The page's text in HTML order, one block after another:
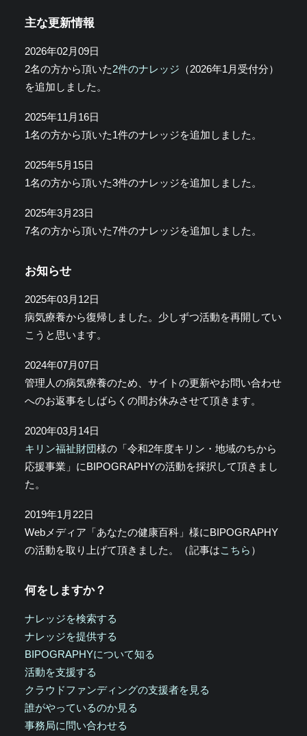
主な更新情報
2026年02月09日
2名の方から頂いた2件のナレッジ （2026年1月受付分）
を追加しました。
2025年11月16日
1名の方から頂いた1件のナレッジを追加しました。
2025年5月15日
1名の方から頂いた3件のナレッジを追加しました。
2025年3月23日
7名の方から頂いた7件のナレッジを追加しました。
お知らせ
2025年03月12日
病気療養から復帰しました。少しずつ活動を再開してい
こうと思います。
2024年07月07日
管理人の病気療養のため、サイトの更新やお問い合わせ
へのお返事をしばらくの間お休みさせて頂きます。
2020年03月14日
キリン福祉財団様の「令和2年度キリン・地域のちから
応援事業」にBIPOGRAPHYの活動を採択して頂きまし
た。
2019年1月22日
Webメディア「あなたの健康百科」様にBIPOGRAPHY
の活動を取り上げて頂きました。（記事はこちら ）
何をしますか？
ナレッジを検索する
ナレッジを提供する
BIPOGRAPHYについて知る
活動を支援する
クラウドファンディングの支援者を見る
誰がやっているのか見る
事務局に問い合わせる